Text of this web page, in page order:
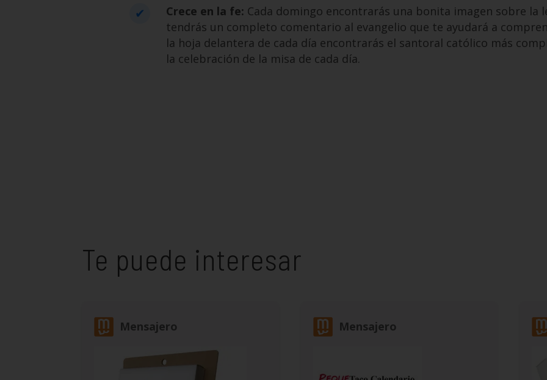
Crece en la fe: Cada domingo encontrarás una bonita imagen sobre la
tendrás un completo comentario al evangelio que te ayudará a
la hoja delantera de cada día encontrarás el santoral católico más
la celebración de la misa de cada día.
Te puede interesar
Mensajero Mensajero